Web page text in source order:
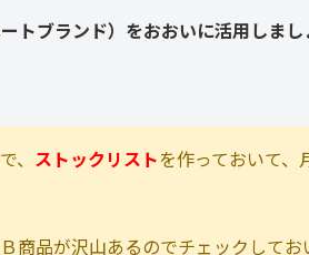
トブランド）をおおいに活用しまし
、 ストックリストを作っておいて、
商品が沢山あるのでチェックしてお